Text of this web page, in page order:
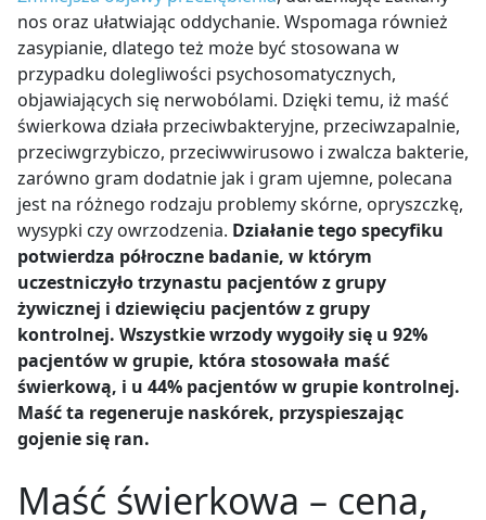
nos oraz ułatwiając oddychanie. Wspomaga również
zasypianie, dlatego też może być stosowana w
przypadku dolegliwości psychosomatycznych,
objawiających się nerwobólami. Dzięki temu, iż maść
świerkowa działa przeciwbakteryjne, przeciwzapalnie,
przeciwgrzybiczo, przeciwwirusowo i zwalcza bakterie,
zarówno gram dodatnie jak i gram ujemne, polecana
jest na różnego rodzaju problemy skórne, opryszczkę,
wysypki czy owrzodzenia. Działanie tego specyfiku
potwierdza półroczne badanie, w którym
uczestniczyło trzynastu pacjentów z grupy
żywicznej i dziewięciu pacjentów z grupy
kontrolnej. Wszystkie wrzody wygoiły się u 92%
pacjentów w grupie, która stosowała maść
świerkową, i u 44% pacjentów w grupie kontrolnej.
Maść ta regeneruje naskórek, przyspieszając
gojenie się ran.
Maść świerkowa – cena,